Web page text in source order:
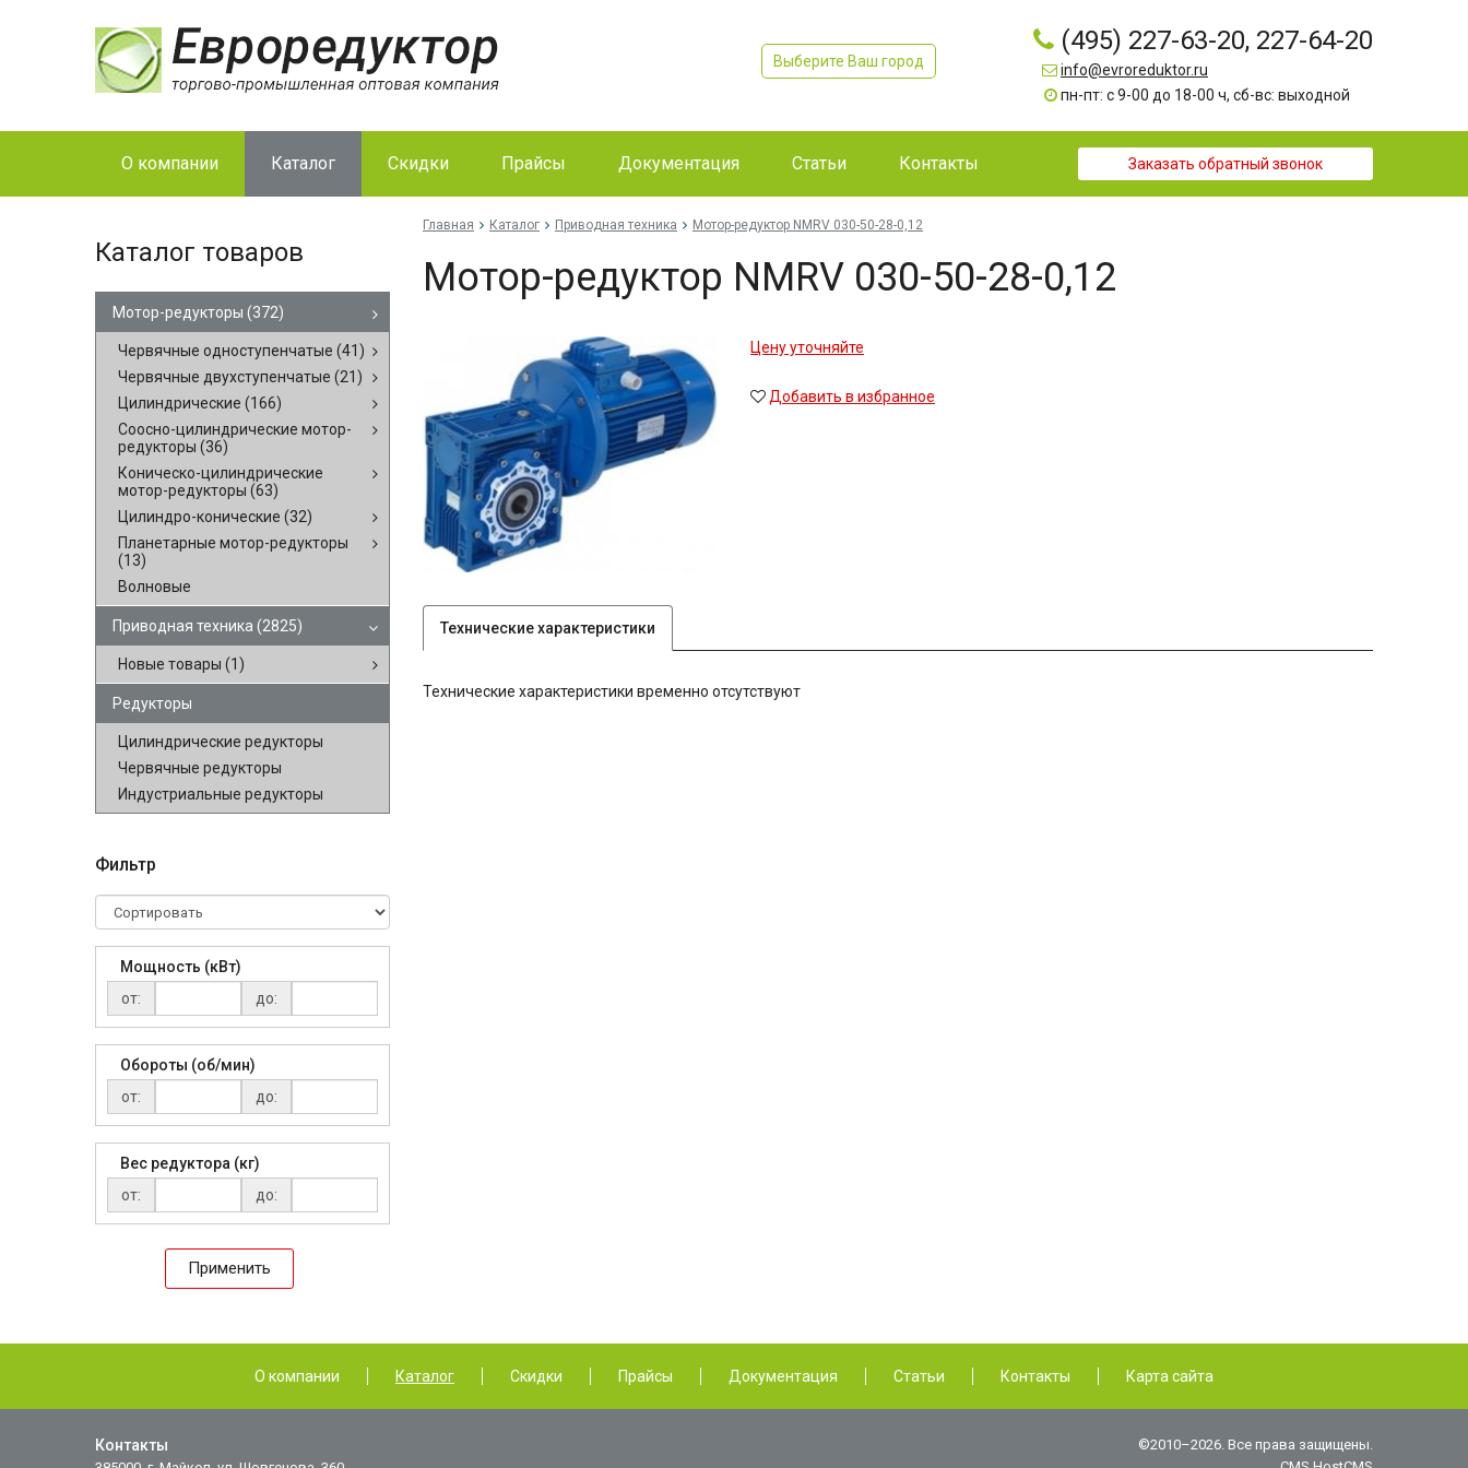
Выберите Ваш город
(495) 227-63-20, 227-64-20
info@evroreduktor.ru
пн-пт: с 9-00 до 18-00 ч, сб-вс: выходной
О компании Каталог Скидки Прайсы Документация Статьи Контакты Заказать обратный звонок
Каталог товаров
Мотор-редукторы (372)
Червячные одноступенчатые (41)
Червячные двухступенчатые (21)
Цилиндрические (166)
Соосно-цилиндрические мотор-
редукторы (36)
Коническо-цилиндрические
мотор-редукторы (63)
Цилиндро-конические (32)
Планетарные мотор-редукторы
(13)
Волновые
Приводная техника (2825)
Новые товары (1)
Редукторы
Цилиндрические редукторы
Червячные редукторы
Индустриальные редукторы
Фильтр
Мощность (кВт)
от:
до:
Обороты (об/мин)
от:
до:
Вес редуктора (кг)
от:
до:
Применить
Главная Каталог Приводная техника Мо­тор-ре­дук­тор NMRV 030-50-28-0,12
Мо­тор-ре­дук­тор NMRV 030-50-28-0,12
Цену уточняйте
Добавить в избранное
Технические характеристики
Технические характеристики временно отсутствуют
О компании Каталог Скидки Прайсы Документация Статьи Контакты Карта сайта
Контакты
©2010–2026. Все права защищены.